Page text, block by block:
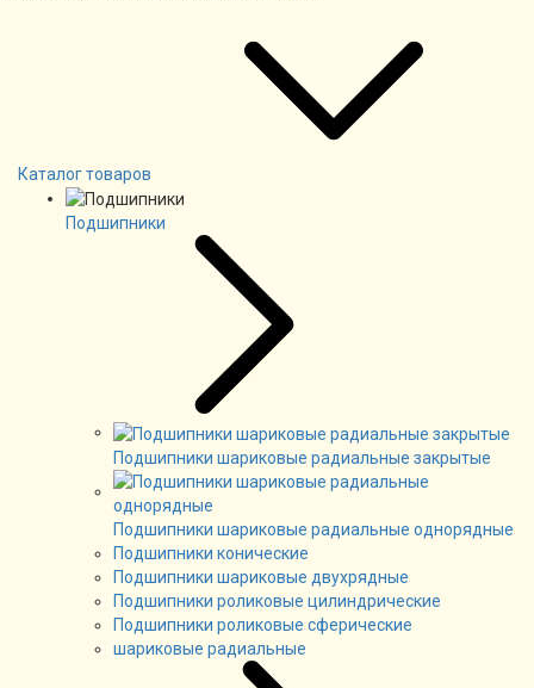
Каталог товаров
Подшипники
Подшипники шариковые радиальные закрытые
Подшипники шариковые радиальные однорядные
Подшипники конические
Подшипники шариковые двухрядные
Подшипники роликовые цилиндрические
Подшипники роликовые сферические
шариковые радиальные